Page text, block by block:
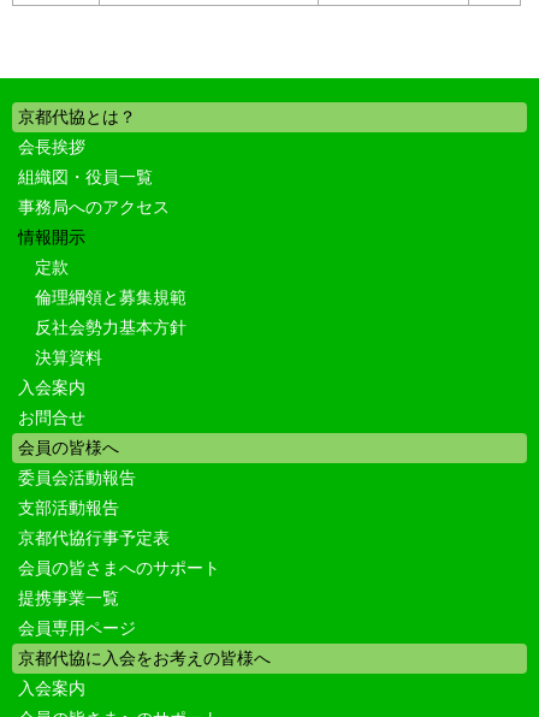
京都代協とは？
会長挨拶
組織図・役員一覧
事務局へのアクセス
情報開示
定款
倫理綱領と募集規範
反社会勢力基本方針
決算資料
入会案内
お問合せ
会員の皆様へ
委員会活動報告
支部活動報告
京都代協行事予定表
会員の皆さまへのサポート
提携事業一覧
会員専用ページ
京都代協に入会をお考えの皆様へ
入会案内